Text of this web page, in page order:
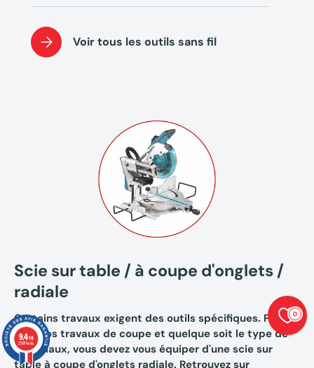
Voir tous les outils sans fil
Scie sur table / à coupe d'onglets /
radiale
Certains travaux exigent des outils spécifiques. Pour
tous vos travaux de coupe et quelque soit le type de
matériaux, vous devez vous équiper d'une scie sur
table à coupe d'onglets radiale. Retrouvez sur
0
9.4/10
23874 avis